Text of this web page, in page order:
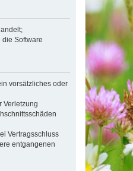
Software
vorsätzliches oder
Verletzung
Vertragsschluss
entgangenen